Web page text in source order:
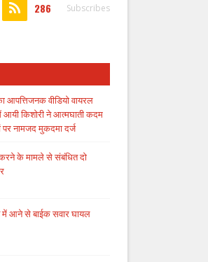
286 Subscribes
आपत्तिजनक वीडियो वायरल
किशोरी ने आत्मघाती कदम
पर नामजद मुकदमा दर्ज
के मामले से संबंधित दो
आने से बाईक सवार घायल